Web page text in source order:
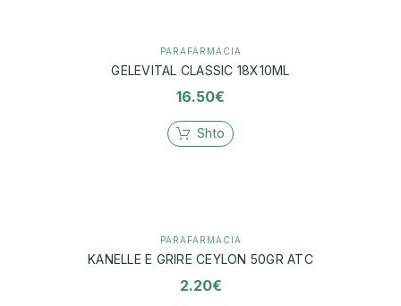
PARAFARMACIA
GELEVITAL CLASSIC 18X10ML
16.50€
Shto
PARAFARMACIA
KANELLE E GRIRE CEYLON 50GR ATC
2.20€